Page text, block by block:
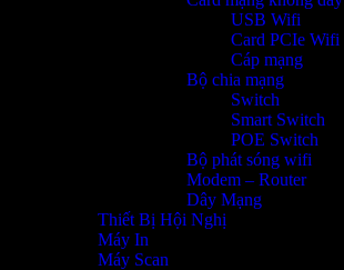
USB Wifi
Card PCIe Wifi
Cáp mạng
Bộ chia mạng
Switch
Smart Switch
POE Switch
Bộ phát sóng wifi
Modem – Router
Dây Mạng
Thiết Bị Hội Nghị
Máy In
Máy Scan